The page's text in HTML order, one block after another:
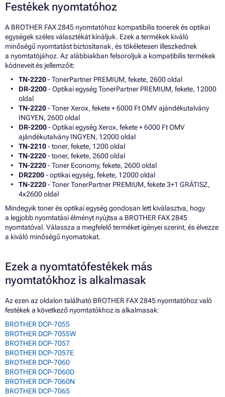
Festékek nyomtatóhoz
A BROTHER FAX 2845 nyomtatóhoz kompatibilis tonerek és optikai
egységek széles választékát kínáljuk. Ezek a termékek kiváló
minőségű nyomtatást biztosítanak, és tökéletesen illeszkednek
a nyomtatójához. Az alábbiakban felsoroljuk a kompatibilis termékek
kódneveit és jellemzőit:
TN-2220- TonerPartner PREMIUM, fekete, 2600 oldal
DR-2200- Optikai egység TonerPartner PREMIUM, fekete, 12000
oldal
TN-2220- Toner Xerox, fekete + 6000 Ft OMV ajándékutalvány
INGYEN, 2600 oldal
DR-2200- Optikai egység Xerox, fekete + 6000 Ft OMV
ajándékutalvány INGYEN, 12000 oldal
TN-2210- toner, fekete, 1200 oldal
TN-2220- toner, fekete, 2600 oldal
TN-2220- Toner Economy, fekete, 2600 oldal
DR2200- optikai egység, fekete, 12000 oldal
TN-2220- Toner TonerPartner PREMIUM, fekete 3+1 GRÁTISZ,
4x2600 oldal
Mindegyik toner és optikai egység gondosan lett kiválasztva, hogy
a legjobb nyomtatási élményt nyújtsa a BROTHER FAX 2845
nyomtatóval. Válassza a megfelelő terméket igényei szerint, és élvezze
a kiváló minőségű nyomatokat.
Ezek a nyomtatófestékek más
nyomtatókhoz is alkalmasak
Az ezen az oldalon található BROTHER FAX 2845 nyomtatóhoz való
festékek a következő nyomtatókhoz is alkalmasak:
BROTHER DCP-7055
BROTHER DCP-7055W
BROTHER DCP-7057
BROTHER DCP-7057E
BROTHER DCP-7060
BROTHER DCP-7060D
BROTHER DCP-7060N
BROTHER DCP-7065